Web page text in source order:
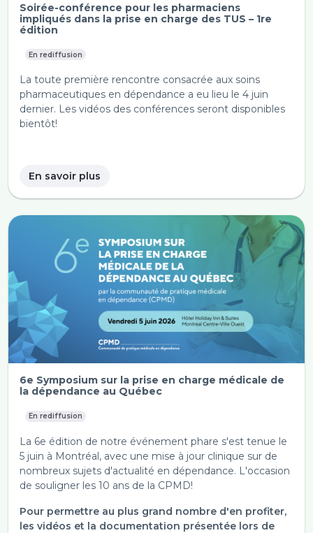
Soirée-conférence pour les pharmaciens
impliqués dans la prise en charge des TUS – 1re
édition
En rediffusion
La toute première rencontre consacrée aux soins
pharmaceutiques en dépendance a eu lieu le 4 juin
dernier. Les vidéos des conférences seront disponibles
bientôt!
En savoir plus
6e Symposium sur la prise en charge médicale de
la dépendance au Québec
En rediffusion
La 6e édition de notre événement phare s'est tenue le
5 juin à Montréal, avec une mise à jour clinique sur de
nombreux sujets d'actualité en dépendance. L'occasion
de souligner les 10 ans de la CPMD!
Pour permettre au plus grand nombre d'en profiter,
les vidéos et la documentation présentée lors de